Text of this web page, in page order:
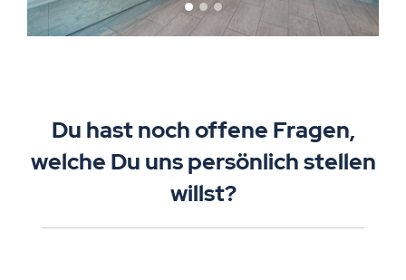
Du hast noch offene Fragen,
welche Du uns persönlich stellen
willst?